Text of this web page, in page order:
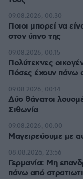
Ποιοι μπορεί να
στον ύπνο της
09.08.2026, 00:30
Πολύτεκνες
Πόσες έχουν πάνω
09.08.2026, 00:15
Δύο θάνατοι
Σιθωνία
09.08.2026, 00:14
Μαγειρεύουμε με
09.08.2026, 00:00
Γερμανία: Μη
πάνω από
08.08.2026, 23:56